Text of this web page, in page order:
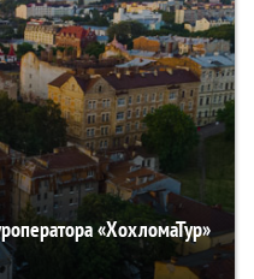
«ХохломаТур»